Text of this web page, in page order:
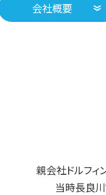
会社概要
親会社ドルフィ
当時長良